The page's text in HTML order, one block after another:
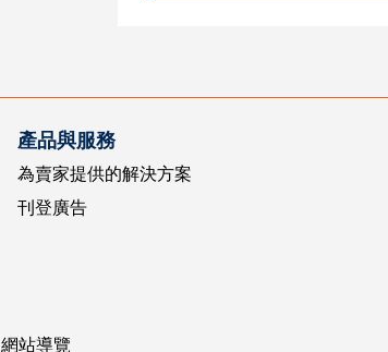
產品與服務
為賣家提供的解決方案
刊登廣告
網站導覽